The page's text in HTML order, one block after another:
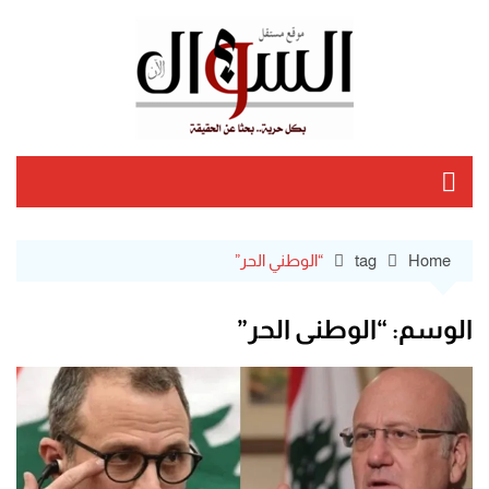
Home
tag “الوطني الحر”
الوسم: “الوطني الحر”